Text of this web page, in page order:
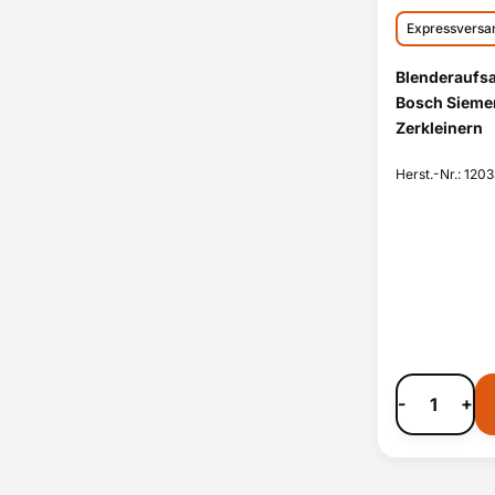
Bosch
Zerkleinern
Herst.-Nr.:
- +